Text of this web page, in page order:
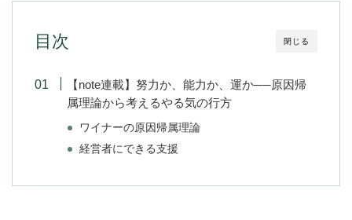
閉じる
目次
【note連載】努力か、能力か、運か──原因帰
属理論から考えるやる気の行方
ワイナーの原因帰属理論
経営者にできる支援